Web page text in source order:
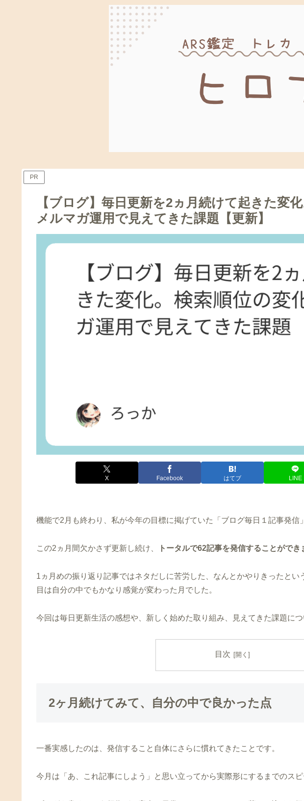
PR
【ブログ】毎日更新を2ヵ月続けて起きた変
メルマガ運用で見えてきた課題【更新】
X Facebook はてブ LINE
機能で2月も終わり、私が今年の目標に掲げていた「ブログ毎日１記事発信
この2ヵ月間欠かさず更新し続け、 トータルで62記事を発信することができ
1ヵ月めの振り返り記事ではネタだしに苦労した、なんとかやりきったとい
目は自分の中でもかなり感覚が変わった月でした。
今回は毎日更新生活の感想や、新しく始めた取り組み、見えてきた課題に
目次
2ヶ月続けてみて、自分の中で良かった点
一番実感したのは、発信すること自体にさらに慣れてきたことです。
今月は「あ、これ記事にしよう」と思い立ってから実際形にするまでのス